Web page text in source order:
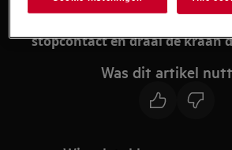
stopcontact en draai de kraan
Was dit artikel